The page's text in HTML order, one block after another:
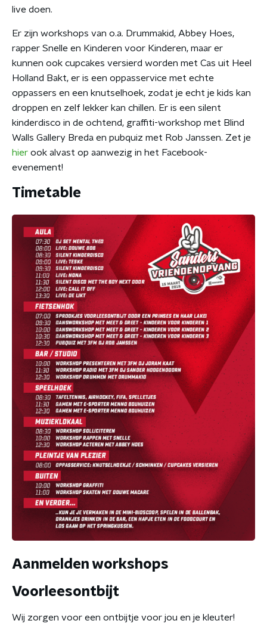
live doen.
Er zijn workshops van o.a. Drummakid, Abbey Hoes,
rapper Snelle en Kinderen voor Kinderen, maar er
kunnen ook cupcakes versierd worden met Cas uit Heel
Holland Bakt, er is een oppasservice met echte
oppassers en een knutselhoek, zodat je echt je kids kan
droppen en zelf lekker kan chillen. Er is een silent
kinderdisco in de ochtend, graffiti-workshop met Blind
Walls Gallery Breda en pubquiz met Rob Janssen. Zet je
hier ook alvast op aanwezig in het Facebook-
evenement!
Timetable
Aanmelden workshops
Voorleesontbijt
Wij zorgen voor een ontbijtje voor jou en je kleuter!